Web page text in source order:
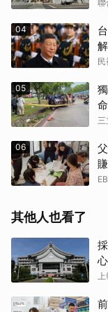
聯
04
05
06
其他人也看了
上